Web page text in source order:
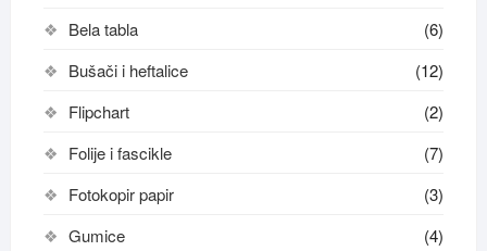
Bela tabla
(6)
Bušači i heftalice
(12)
Flipchart
(2)
Folije i fascikle
(7)
Fotokopir papir
(3)
Gumice
(4)